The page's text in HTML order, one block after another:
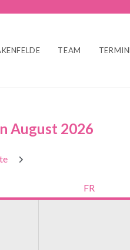
TEAM
August 2026
Weiter
FR